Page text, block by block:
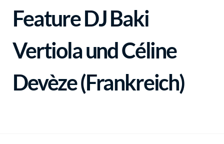
Feature DJ Baki
Vertiola und Céline
Devèze (Frankreich)